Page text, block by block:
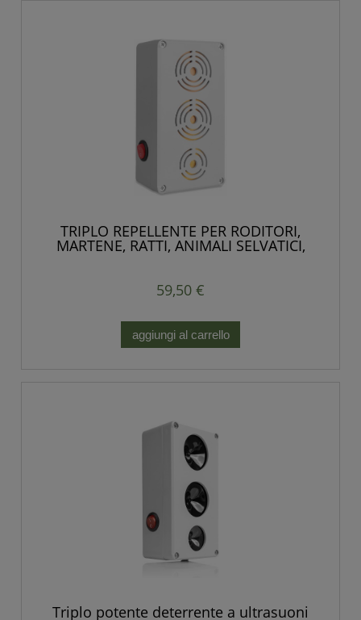
TRIPLO REPELLENTE PER RODITORI,
MARTENE, RATTI, ANIMALI SELVATICI,
59,50 €
aggiungi al carrello
Triplo potente deterrente a ultrasuoni